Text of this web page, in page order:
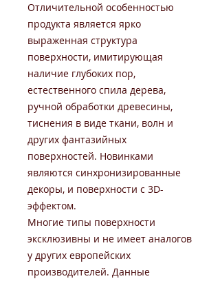
Отличительной особенностью
продукта является ярко
выраженная структура
поверхности, имитирующая
наличие глубоких пор,
естественного спила дерева,
ручной обработки древесины,
тиснения в виде ткани, волн и
других фантазийных
поверхностей. Новинками
являются синхронизированные
декоры, и поверхности с 3D-
эффектом.
Многие типы поверхности
эксклюзивны и не имеет аналогов
у других европейских
производителей. Данные